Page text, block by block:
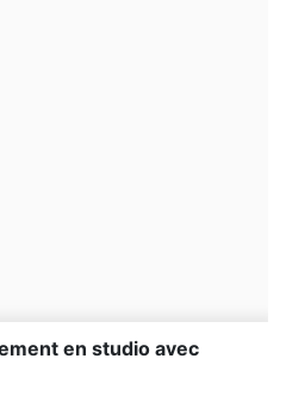
en studio avec